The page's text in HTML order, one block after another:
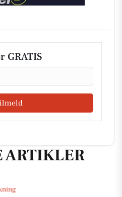
GRATIS
ARTIKLER